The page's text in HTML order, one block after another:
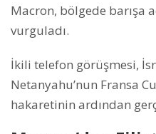
Macron, bölgede barışa
vurguladı.
İkili telefon görüşmesi,
Netanyahu’nun Fransa
hakaretinin ardından